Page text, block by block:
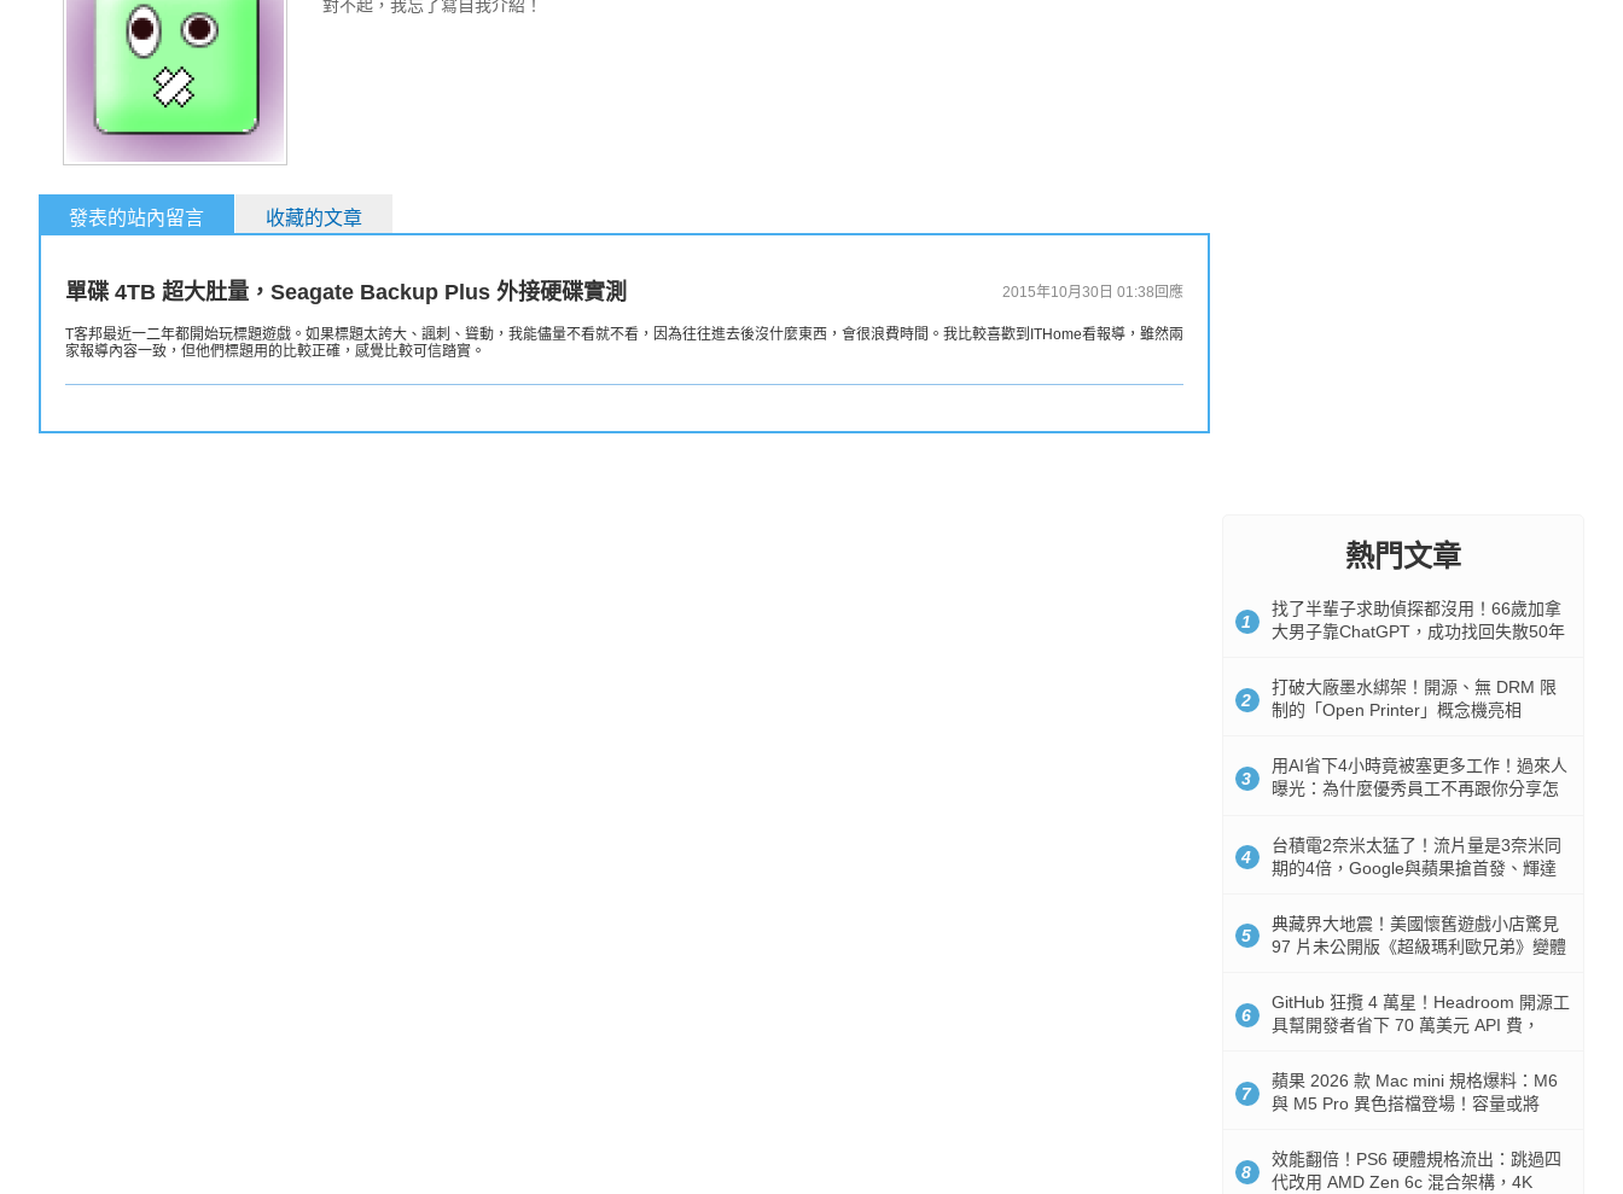
對不起，我忘了寫自我介紹！
發表的站內留言 收藏的文章
單碟 4TB 超大肚量，Seagate Backup Plus 外接硬碟實測 2015年10月30日 01:38 回應
T客邦最近一二年都開始玩標題遊戲。如果標題太誇大、諷刺、聳動，我能儘量不看就不看，因為往往進去後沒什麼東西，會很浪費時間。我比較喜歡到ITHome看報導，雖然兩
家報導內容一致，但他們標題用的比較正確，感覺比較可信踏實。
熱門文章
1
找了半輩子求助偵探都沒用！66歲加拿
大男子靠ChatGPT，成功找回失散50年
2
打破大廠墨水綁架！開源、無 DRM 限
制的「Open Printer」概念機亮相
3
用AI省下4小時竟被塞更多工作！過來人
曝光：為什麼優秀員工不再跟你分享怎
4
台積電2奈米太猛了！流片量是3奈米同
期的4倍，Google與蘋果搶首發、輝達
5
典藏界大地震！美國懷舊遊戲小店驚見
97 片未公開版《超級瑪利歐兄弟》變體
6
GitHub 狂攬 4 萬星！Headroom 開源工
具幫開發者省下 70 萬美元 API 費，
7
蘋果 2026 款 Mac mini 規格爆料：M6
與 M5 Pro 異色搭檔登場！容量或將
8
效能翻倍！PS6 硬體規格流出：跳過四
代改用 AMD Zen 6c 混合架構，4K